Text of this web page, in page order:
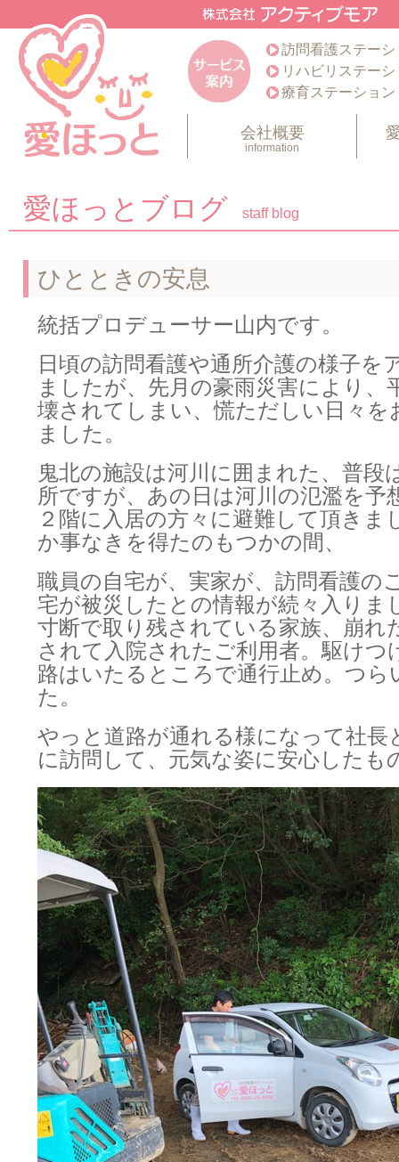
訪問看護ステー
リハビリステー
療育ステーション
会社概要
information
愛ほっとブログ staff blog
ひとときの安息
統括プロデューサー山内です。
日頃の訪問看護や通所介護の様子を
ましたが、先月の豪雨災害により、
壊されてしまい、慌ただしい日々を
ました。
鬼北の施設は河川に囲まれた、普段
所ですが、あの日は河川の氾濫を予
２階に入居の方々に避難して頂きま
か事なきを得たのもつかの間、
職員の自宅が、実家が、訪問看護の
宅が被災したとの情報が続々入りま
寸断で取り残されている家族、崩れ
されて入院されたご利用者。駆けつ
路はいたるところで通行止め。つら
た。
やっと道路が通れる様になって社長
に訪問して、元気な姿に安心したも